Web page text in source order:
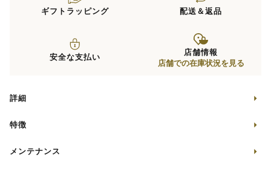
ギフトラッピング 配送＆返品
安全な支払い 店舗情報
店舗での在庫状況を見る
詳細
特徴
メンテナンス